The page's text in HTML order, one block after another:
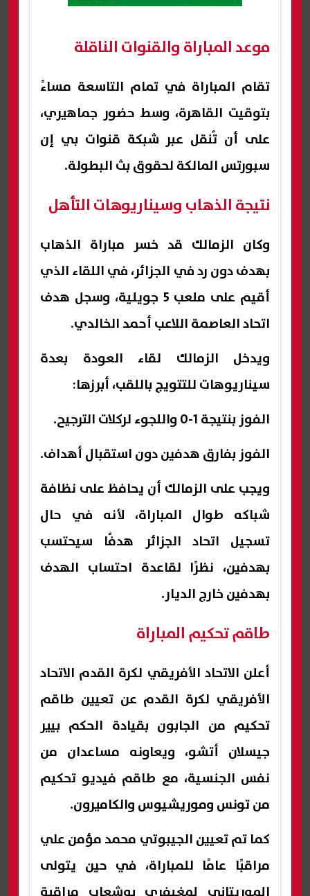
موعد المباراة والقنوات الناقلة
تقام المباراة في تمام التاسعة مساءً
بتوقيت القاهرة، وسط حضور جماهيري،
على أن تُنقل عبر شبكة قنوات بي إن
سبورتس المالكة لحقوق بث البطولة.
نتيجة الذهاب وسيناريوهات التأهل
وكان الزمالك قد خسر مباراة الذهاب
بهدف دون رد في الجزائر، في اللقاء الذي
أقيم على ملعب 5 جويلية، وسجل هدف
اتحاد العاصمة اللاعب أحمد الخالدي.
ويدخل الزمالك لقاء العودة بعدة
سيناريوهات للتتويج باللقب، أبرزها:
الفوز بنتيجة 1-0 واللجوء لركلات الترجيح.
الفوز بفارق هدفين دون استقبال أهداف.
ويجب على الزمالك أن يحافظ على نظافة
شباكه طوال المباراة، لأنه في حال
تسجيل اتحاد الجزائر هدفًا سيحتسب
بهدفين، نظرًا لقاعدة احتساب الهدف
بهدفين خارج الديار.
طاقم تحكيم المباراة
أعلن الاتحاد الأفريقي لكرة القدم الاتحاد
الأفريقي لكرة القدم عن تعيين طاقم
تحكيم من الجابون بقيادة الحكم بيير
جيسلان أتشو، ويعاونه مساعدان من
نفس الجنسية، مع طاقم فيديو تحكيم
من تونس وموريشيوس والكاميرون.
كما تم تعيين الجيبوتي محمد مؤمن علي
مراقبًا عامًا للمباراة، في حين يتولى